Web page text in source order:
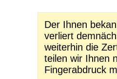
Der Ihnen
verliert
weiterhin die
teilen wir Ihnen
Fingerabdruck